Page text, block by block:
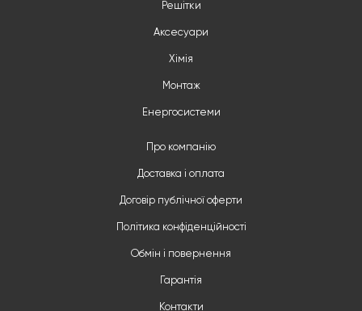
Решітки
Аксесуари
Хімія
Монтаж
Енергосистеми
Про компанію
Доставка і оплата
Договір публічної оферти
Політика конфіденційності
Обмін і повернення
Гарантія
Контакти